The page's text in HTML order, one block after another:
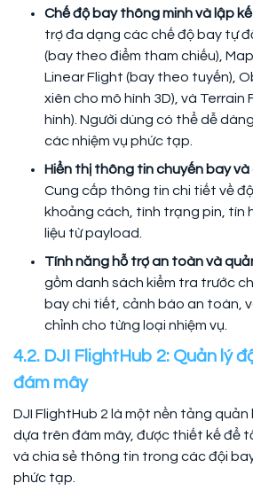
Chế độ bay thông minh và lập
trợ đa dạng các chế độ bay tự
(bay theo điểm tham chiếu),
Linear Flight (bay theo tuyến),
xiên cho mô hình 3D), và Terrain
hình). Người dùng có thể dễ
các nhiệm vụ phức tạp.
Hiển thị thông tin chuyến bay và
Cung cấp thông tin chi tiết về
khoảng cách, tình trạng pin, tín
liệu từ payload.
Tính năng hỗ trợ an toàn và
gồm danh sách kiểm tra trước
bay chi tiết, cảnh báo an toàn,
chỉnh cho từng loại nhiệm vụ.
4.2. DJI FlightHub 2: Quản lý
đám mây
DJI FlightHub 2 là một nền tảng
dựa trên đám mây, được thiết kế để
và chia sẻ thông tin trong các đội
phức tạp.